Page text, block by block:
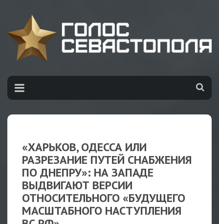
«ХАРЬКОВ, ОДЕССА ИЛИ
РАЗРЕЗАНИЕ ПУТЕЙ СНАБЖЕНИЯ
ПО ДНЕПРУ»: НА ЗАПАДЕ
ВЫДВИГАЮТ ВЕРСИИ
ОТНОСИТЕЛЬНОГО «БУДУЩЕГО
МАСШТАБНОГО НАСТУПЛЕНИЯ